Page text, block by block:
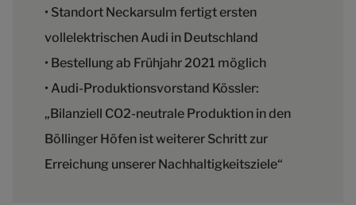
• Standort Neckarsulm fertigt ersten
vollelektrischen Audi in Deutschland
• Bestellung ab Frühjahr 2021 möglich
• Audi-Produktionsvorstand Kössler:
„Bilanziell CO2-neutrale Produktion in den
Böllinger Höfen ist weiterer Schritt zur
Erreichung unserer Nachhaltigkeitsziele“